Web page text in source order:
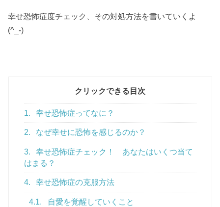
幸せ恐怖症度チェック、その対処方法を書いていくよ
(^_-)
クリックできる目次
1. 幸せ恐怖症ってなに？
2. なぜ幸せに恐怖を感じるのか？
3.
幸せ恐怖症チェック！ あなたはいくつ当て
はまる？
4. 幸せ恐怖症の克服方法
4.1. 自愛を覚醒していくこと